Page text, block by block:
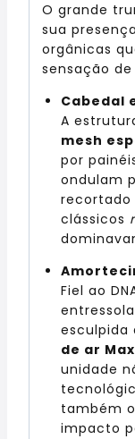
O grande
sua
orgânicas
sensação
Cabedal
A
mesh
por
ondulam
recortado
clássicos
Fiel ao
esculpida
de ar
unidade
também
impacto